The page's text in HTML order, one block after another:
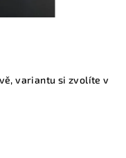
variantu si zvolíte v